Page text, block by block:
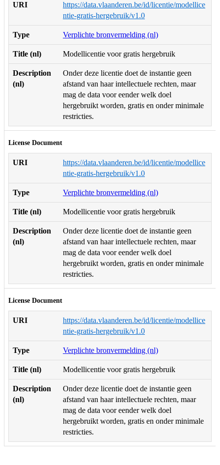
URI
https://data.vlaanderen.be/id/licentie/modellice
ntie-gratis-hergebruik/v1.0
Type Verplichte bronvermelding (nl)
Title (nl) Modellicentie voor gratis hergebruik
Description
(nl)
Onder deze licentie doet de instantie geen
afstand van haar intellectuele rechten, maar
mag de data voor eender welk doel
hergebruikt worden, gratis en onder minimale
restricties.
License Document
URI
https://data.vlaanderen.be/id/licentie/modellice
ntie-gratis-hergebruik/v1.0
Type Verplichte bronvermelding (nl)
Title (nl) Modellicentie voor gratis hergebruik
Description
(nl)
Onder deze licentie doet de instantie geen
afstand van haar intellectuele rechten, maar
mag de data voor eender welk doel
hergebruikt worden, gratis en onder minimale
restricties.
License Document
URI
https://data.vlaanderen.be/id/licentie/modellice
ntie-gratis-hergebruik/v1.0
Type Verplichte bronvermelding (nl)
Title (nl) Modellicentie voor gratis hergebruik
Description
(nl)
Onder deze licentie doet de instantie geen
afstand van haar intellectuele rechten, maar
mag de data voor eender welk doel
hergebruikt worden, gratis en onder minimale
restricties.